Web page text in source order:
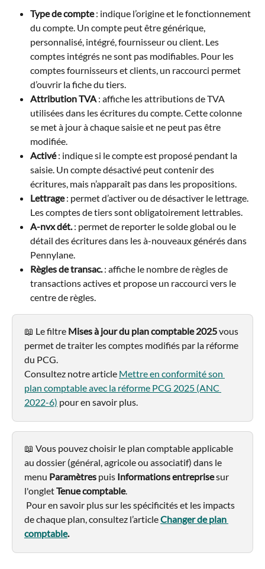
Type de compte : indique l’origine et le fonctionnement
du compte. Un compte peut être générique,
personnalisé, intégré, fournisseur ou client. Les
comptes intégrés ne sont pas modifiables. Pour les
comptes fournisseurs et clients, un raccourci permet
d’ouvrir la fiche du tiers.
Attribution TVA : affiche les attributions de TVA
utilisées dans les écritures du compte. Cette colonne
se met à jour à chaque saisie et ne peut pas être
modifiée.
Activé : indique si le compte est proposé pendant la
saisie. Un compte désactivé peut contenir des
écritures, mais n’apparaît pas dans les propositions.
Lettrage : permet d’activer ou de désactiver le lettrage.
Les comptes de tiers sont obligatoirement lettrables.
A-nvx dét. : permet de reporter le solde global ou le
détail des écritures dans les à-nouveaux générés dans
Pennylane.
Règles de transac. : affiche le nombre de règles de
transactions actives et propose un raccourci vers le
centre de règles.
📖 Le filtre Mises à jour du plan comptable 2025 vous
permet de traiter les comptes modifiés par la réforme
du PCG.
Consultez notre article Mettre en conformité son
plan comptable avec la réforme PCG 2025 (ANC
2022-6) pour en savoir plus.
📖 Vous pouvez choisir le plan comptable applicable
au dossier (général, agricole ou associatif) dans le
menu Paramètres puis Informations entreprise sur
l'onglet Tenue comptable.
de chaque plan, consultez l’article Changer de plan
comptable.